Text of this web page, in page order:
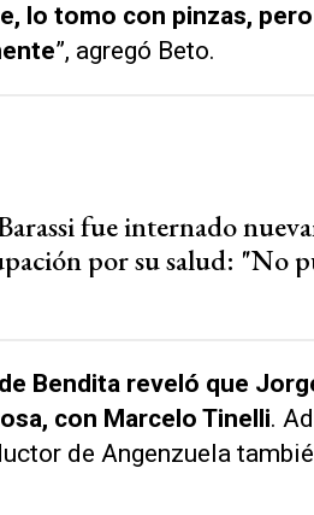
lo tomo con pinzas,
”, agregó Beto.
fue internado
por su salud: "No
Bendita reveló que
con Marcelo Tinelli.
de Angenzuela